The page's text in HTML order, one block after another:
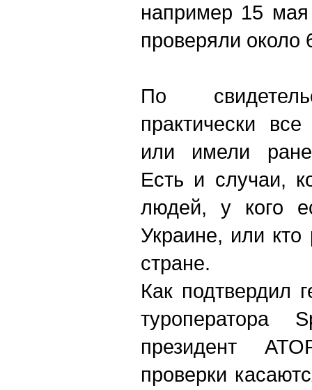
например 15
проверяли около
По
практически
или имели
Есть и случаи,
людей, у кого
Украине, или кто
стране.
Как подтвердил
туроператора
президент
проверки